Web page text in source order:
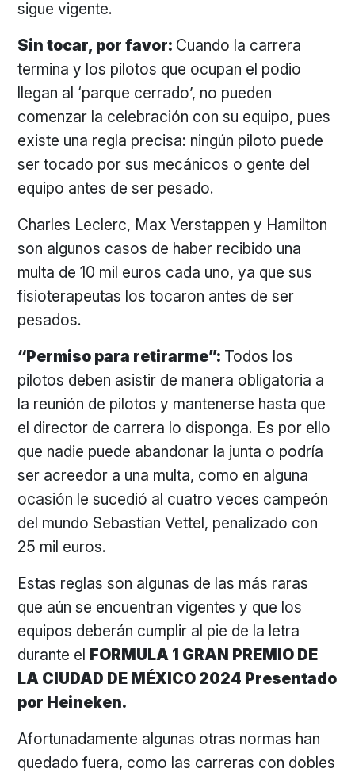
sigue vigente.
Sin tocar, por favor: Cuando la carrera
termina y los pilotos que ocupan el podio
llegan al ‘parque cerrado’, no pueden
comenzar la celebración con su equipo, pues
existe una regla precisa: ningún piloto puede
ser tocado por sus mecánicos o gente del
equipo antes de ser pesado.
Charles Leclerc, Max Verstappen y Hamilton
son algunos casos de haber recibido una
multa de 10 mil euros cada uno, ya que sus
fisioterapeutas los tocaron antes de ser
pesados.
“Permiso para retirarme”: Todos los
pilotos deben asistir de manera obligatoria a
la reunión de pilotos y mantenerse hasta que
el director de carrera lo disponga. Es por ello
que nadie puede abandonar la junta o podría
ser acreedor a una multa, como en alguna
ocasión le sucedió al cuatro veces campeón
del mundo Sebastian Vettel, penalizado con
25 mil euros.
Estas reglas son algunas de las más raras
que aún se encuentran vigentes y que los
equipos deberán cumplir al pie de la letra
durante el FORMULA 1 GRAN PREMIO DE
LA CIUDAD DE MÉXICO 2024 Presentado
por Heineken.
Afortunadamente algunas otras normas han
quedado fuera, como las carreras con dobles